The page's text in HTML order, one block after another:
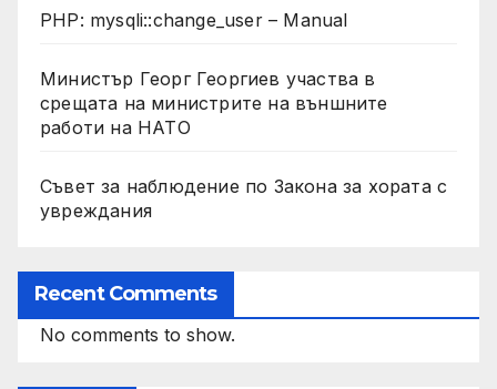
PHP: mysqli::change_user – Manual
Министър Георг Георгиев участва в
срещата на министрите на външните
работи на НАТО
Съвет за наблюдение по Закона за хората с
увреждания
Recent Comments
No comments to show.